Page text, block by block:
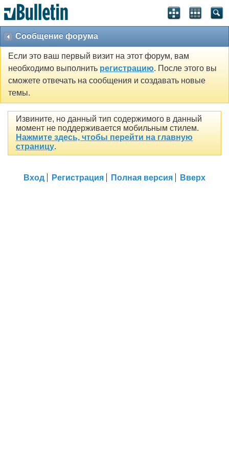
Сообщение форума
Если это ваш первый визит на этот форум, вам
необходимо выполнить регистрацию. После этого вы
сможете отвечать на сообщения и создавать новые
темы.
Извините, но данный тип содержимого в данный
момент не поддерживается мобильным стилем.
Нажмите здесь, чтобы перейти на главную
страницу.
Вход Регистрация Полная версия Вверх